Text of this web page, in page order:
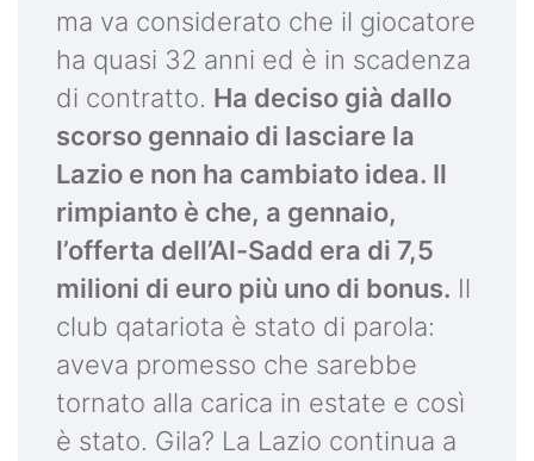
ma va considerato che il giocatore
ha quasi 32 anni ed è in scadenza
di contratto. Ha deciso già dallo
scorso gennaio di lasciare la
Lazio e non ha cambiato idea. Il
rimpianto è che, a gennaio,
l’offerta dell’Al-Sadd era di 7,5
milioni di euro più uno di bonus. Il
club qatariota è stato di parola:
aveva promesso che sarebbe
tornato alla carica in estate e così
è stato. Gila? La Lazio continua a